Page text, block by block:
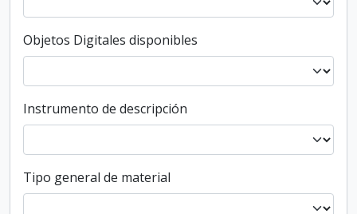
Objetos Digitales disponibles
Instrumento de descripción
Tipo general de material